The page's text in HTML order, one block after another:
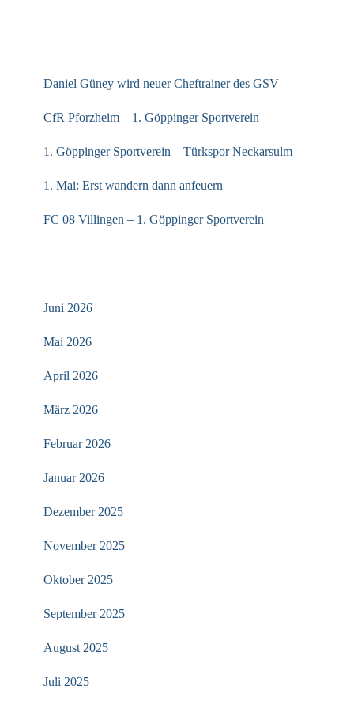
Daniel Güney wird neuer Cheftrainer des GSV
CfR Pforzheim – 1. Göppinger Sportverein
1. Göppinger Sportverein – Türkspor Neckarsulm
1. Mai: Erst wandern dann anfeuern
FC 08 Villingen – 1. Göppinger Sportverein
Juni 2026
Mai 2026
April 2026
März 2026
Februar 2026
Januar 2026
Dezember 2025
November 2025
Oktober 2025
September 2025
August 2025
Juli 2025